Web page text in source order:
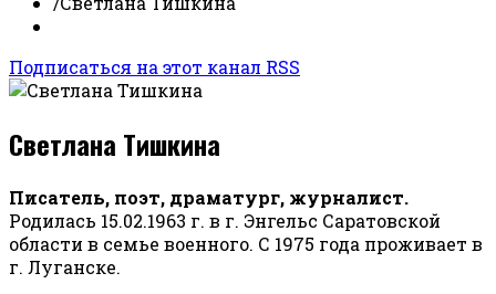
Подписаться на этот канал RSS
Светлана Тишкина
Писатель, поэт, драматург, журналист.
Родилась 15.02.1963 г. в г. Энгельс Саратовской
области в семье военного. С 1975 года проживает в
г. Луганске.